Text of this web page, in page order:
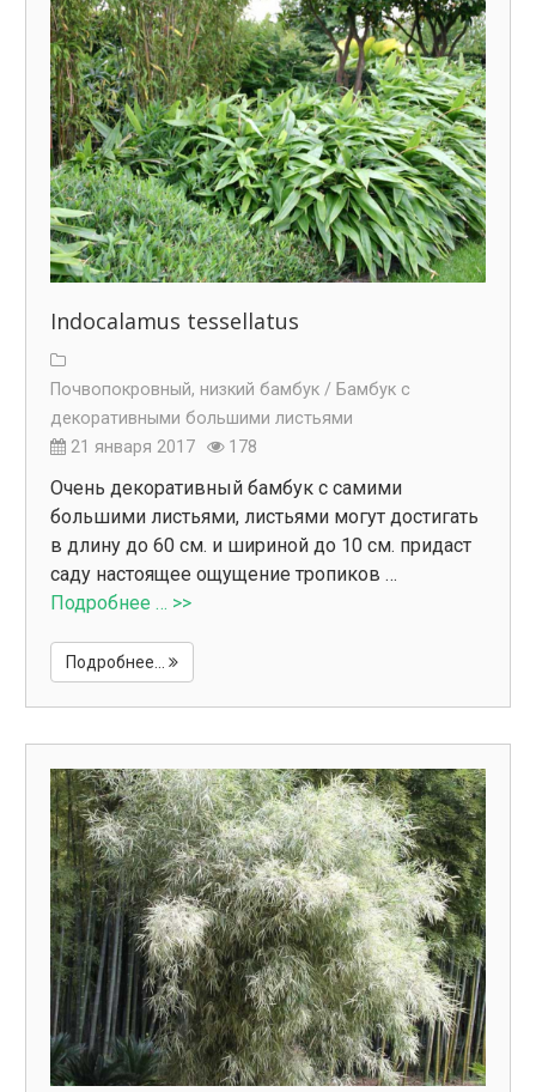
Indocalamus tessellatus
Почвопокровный, низкий бамбук / Бамбук с
декоративными большими листьями
21 января 2017
178
Очень декоративный бамбук с самими
большими листьями, листьями могут достигать
в длину до 60 см. и шириной до 10 см. придаст
саду настоящее ощущение тропиков …
Подробнее … >>
Подробнее...